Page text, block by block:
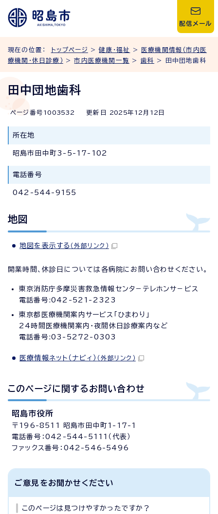
配信メール
現在の位置： トップページ >健康・福祉 >
医療機関情報（市内医
療機関・休日診療）
>市内医療機関一覧 > 歯科 > 田中団地歯科
田中団地歯科
ページ番号 1003532 更新日 2025年 12 月 12 日
所在地
昭島市田中町3-5-17-102
電話番号
042-544-9155
地図
地図を表示する （外部リンク）
開業時間、休診日については各病院にお問い合わせください。
東京消防庁多摩災害救急情報センタ－テレホンサ－ビス
電話番号:042-521-2323
東京都医療機関案内サービス「ひまわり」
24時間医療機関案内・夜間休日診療案内など
電話番号:03-5272-0303
医療情報ネット（ナビィ） （外部リンク）
このページに関する お問い合わせ
昭島市役所
〒196-8511 昭島市田中町1-17-1
電話番号：042-544-5111（代表）
ファックス番号：042-546-5496
ご意見をお聞かせください
このページは見つけやすかったですか？